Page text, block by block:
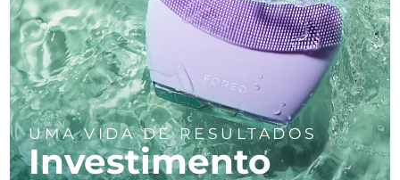
UMA VIDA DE RESULTADOS
Investimento